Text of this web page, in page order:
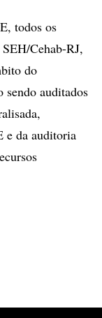
todos os
Cehab-RJ,
do
sendo auditados
e da auditoria